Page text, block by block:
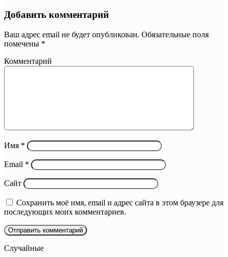
Добавить комментарий
Ваш адрес email не будет опубликован. Обязательные поля
помечены *
Комментарий
Имя *
Email *
Сайт
Сохранить моё имя, email и адрес сайта в этом браузере для
последующих моих комментариев.
Случайные